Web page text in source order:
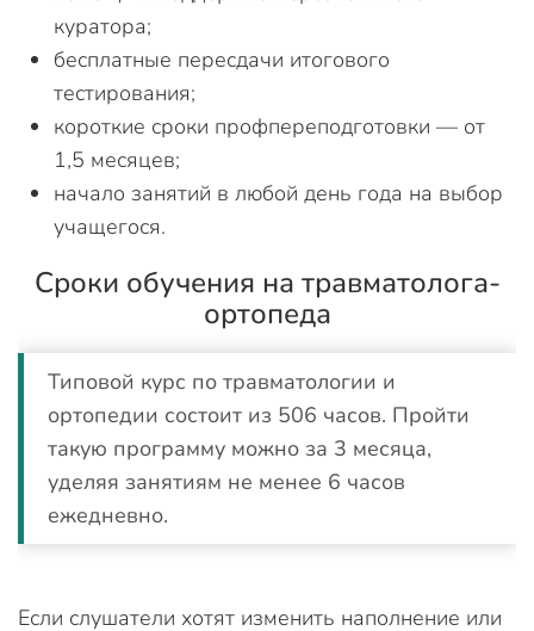
куратора;
бесплатные пересдачи итогового
тестирования;
короткие сроки профпереподготовки — от
1,5 месяцев;
начало занятий в любой день года на выбор
учащегося.
Сроки обучения на травматолога-
ортопеда
Типовой курс по травматологии и
ортопедии состоит из 506 часов. Пройти
такую программу можно за 3 месяца,
уделяя занятиям не менее 6 часов
ежедневно.
Если слушатели хотят изменить наполнение или